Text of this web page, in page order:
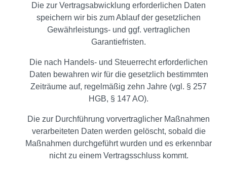
Die zur Vertragsabwicklung erforderlichen Daten
speichern wir bis zum Ablauf der gesetzlichen
Gewährleistungs- und ggf. vertraglichen
Garantiefristen.
Die nach Handels- und Steuerrecht erforderlichen
Daten bewahren wir für die gesetzlich bestimmten
Zeiträume auf, regelmäßig zehn Jahre (vgl. § 257
HGB, § 147 AO).
Die zur Durchführung vorvertraglicher Maßnahmen
verarbeiteten Daten werden gelöscht, sobald die
Maßnahmen durchgeführt wurden und es erkennbar
nicht zu einem Vertragsschluss kommt.